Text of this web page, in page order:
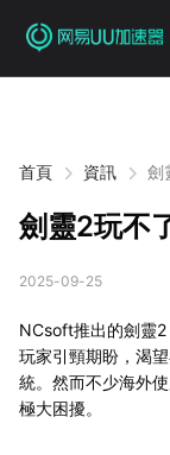
首頁 資訊 劍
劍靈2玩不
2025-09-25
NCsoft推出的劍靈
玩家引頸期盼，渴
統。然而不少海外
極大困擾。